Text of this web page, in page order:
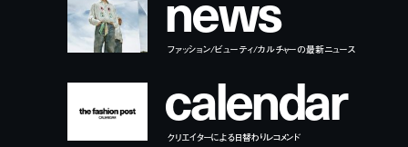
ファッション/ビューティ/カルチャーの最新ニュース
calendar
クリエイターによる日替わりレコメンド